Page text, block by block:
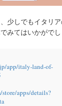
少しでもイタリ
みてはいかがで
app/italy-land-of-
apps/details?